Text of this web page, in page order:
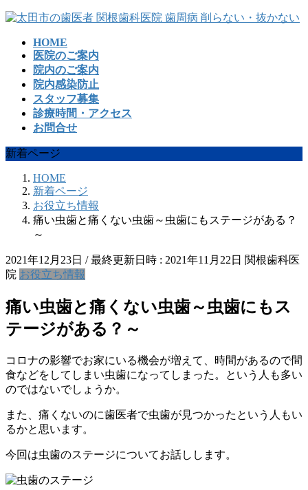
コ
プ
ナ
動
HOME
医院のご案内
院内のご案内
院内感染防止
スタッフ募集
診療時間・アクセス
お問合せ
新着ページ
HOME
新着ページ
お役立ち情報
痛い虫歯と痛くない虫歯～虫歯にもステージがある？
～
2021年12月23日 / 最終更新日時 : 2021年11月22日 関根歯科医
院 お役立ち情報
痛い虫歯と痛くない虫歯～虫歯にもス
テージがある？～
コロナの影響でお家にいる機会が増えて、時間があるので間
食などをしてしまい虫歯になってしまった。という人も多い
のではないでしょうか。
また、痛くないのに歯医者で虫歯が見つかったという人もい
るかと思います。
今回は虫歯のステージについてお話しします。